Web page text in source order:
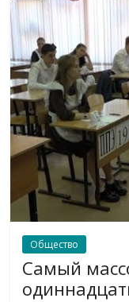
Общество
Самый